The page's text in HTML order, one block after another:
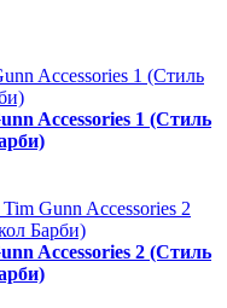
Accessories 1 (Стиль
Accessories 2 (Стиль